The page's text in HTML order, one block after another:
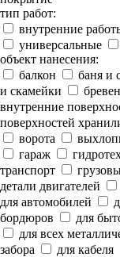
тип работ:
внутренние
универсальные
объект нанесения:
балкон
баня и
и скамейки
внутренние
поверхностей
ворота
гараж
транспорт
детали двигателей
для автомобилей
бордюров
для
для всех
забора
для кабеля